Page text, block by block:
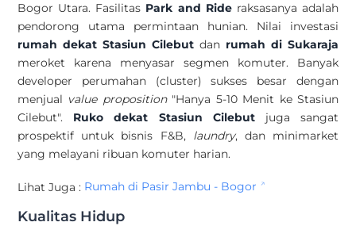
Bogor Utara. Fasilitas Park and Rideraksasanya adalah
pendorong utama permintaan hunian. Nilai investasi
rumah dekat Stasiun Cilebut dan rumah di Sukaraja
meroket karena menyasar segmen komuter. Banyak
developer perumahan (cluster) sukses besar dengan
menjual value proposition"Hanya 5-10 Menit ke Stasiun
Cilebut". Ruko dekat Stasiun Cilebutjuga sangat
prospektif untuk bisnis F&B, laundry, dan minimarket
yang melayani ribuan komuter harian.
Lihat Juga : Rumah di Pasir Jambu - Bogor
Kualitas Hidup